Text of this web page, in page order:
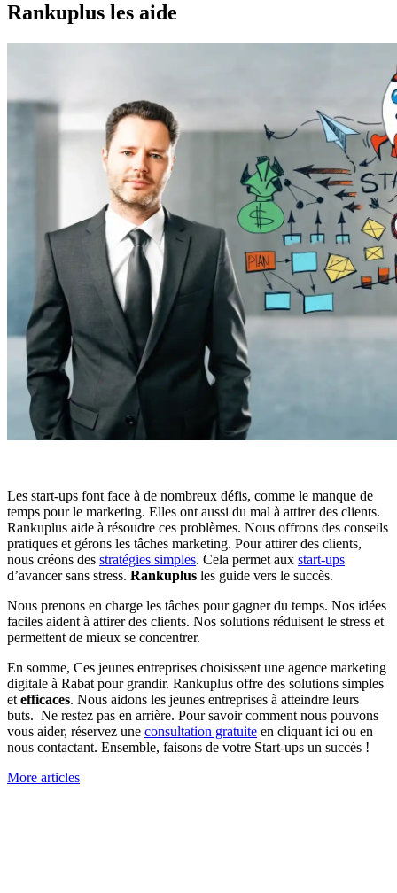
Rankuplus les aide
Les start-ups font face à de nombreux défis, comme le manque de
temps pour le marketing. Elles ont aussi du mal à attirer des clients.
Rankuplus aide à résoudre ces problèmes. Nous offrons des conseils
pratiques et gérons les tâches marketing. Pour attirer des clients,
nous créons des stratégies simples. Cela permet aux start-ups
d’avancer sans stress. Rankuplus les guide vers le succès.
Nous prenons en charge les tâches pour gagner du temps. Nos idées
faciles aident à attirer des clients. Nos solutions réduisent le stress et
permettent de mieux se concentrer.
En somme, Ces jeunes entreprises choisissent une agence marketing
digitale à Rabat pour grandir. Rankuplus offre des solutions simples
et efficaces. Nous aidons les jeunes entreprises à atteindre leurs
buts. Ne restez pas en arrière. Pour savoir comment nous pouvons
vous aider, réservez une consultation gratuite en cliquant ici ou en
nous contactant. Ensemble, faisons de votre Start-ups un succès !
More articles